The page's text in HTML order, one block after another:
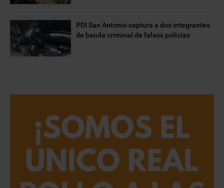
PDI San Antonio captura a dos integrantes
de banda criminal de falsos policías